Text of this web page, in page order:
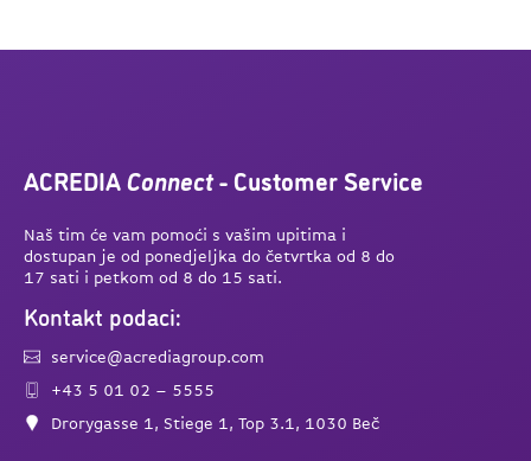
ACREDIA Connect- Customer Service
Naš tim će vam pomoći s vašim upitima i
dostupan je od ponedjeljka do četvrtka od 8 do
17 sati i petkom od 8 do 15 sati.
Kontakt podaci:
service@acrediagroup.com
+43 5 01 02 – 5555
Drorygasse 1, Stiege 1, Top 3.1, 1030 Beč